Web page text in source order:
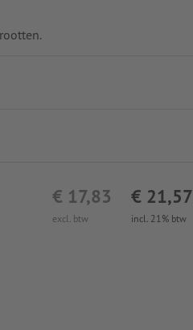
excl. btw
€ 17,83
incl. 21% btw
€ 21,57